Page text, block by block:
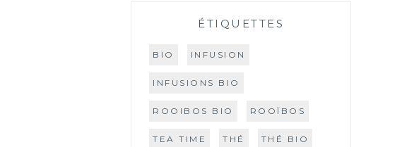
ÉTIQUETTES
BIO INFUSION
INFUSIONS BIO
ROOIBOS BIO ROOÏBOS
TEA TIME THÉ THÉ BIO